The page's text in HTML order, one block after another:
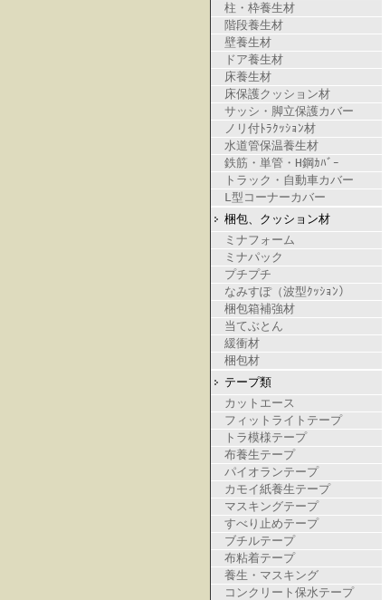
柱・枠養生材
階段養生材
壁養生材
ドア養生材
床養生材
床保護クッション材
サッシ・脚立保護カバー
ノリ付ﾄﾗｸｯｼｮﾝ材
水道管保温養生材
鉄筋・単管・H鋼ｶﾊﾞｰ
トラック・自動車カバー
L型コーナーカバー
梱包、クッション材
ミナフォーム
ミナパック
プチプチ
なみすぽ（波型ｸｯｼｮﾝ）
梱包箱補強材
当てぶとん
緩衝材
梱包材
テープ類
カットエース
フィットライトテープ
トラ模様テープ
布養生テープ
パイオランテープ
カモイ紙養生テープ
マスキングテープ
すべり止めテープ
ブチルテープ
布粘着テープ
養生・マスキング
コンクリート保水テープ